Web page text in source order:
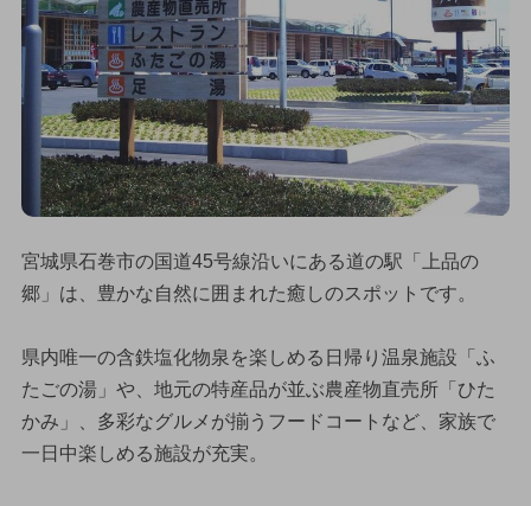
宮城県石巻市の国道45号線沿いにある道の駅「上品の
郷」は、豊かな自然に囲まれた癒しのスポットです。
県内唯一の含鉄塩化物泉を楽しめる日帰り温泉施設「ふ
たごの湯」や、地元の特産品が並ぶ農産物直売所「ひた
かみ」、多彩なグルメが揃うフードコートなど、家族で
一日中楽しめる施設が充実。